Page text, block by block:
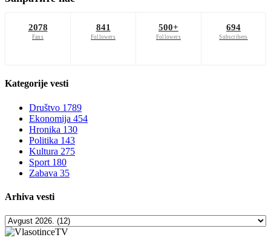
2078
Fans
841
Followers
500+
Followers
694
Subscribers
Kategorije vesti
Društvo 1789
Ekonomija 454
Hronika 130
Politika 143
Kultura 275
Sport 180
Zabava 35
Arhiva vesti